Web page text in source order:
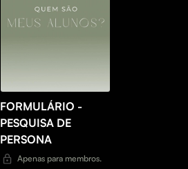
FORMULÁRIO -
PESQUISA DE
PERSONA
Apenas para membros.